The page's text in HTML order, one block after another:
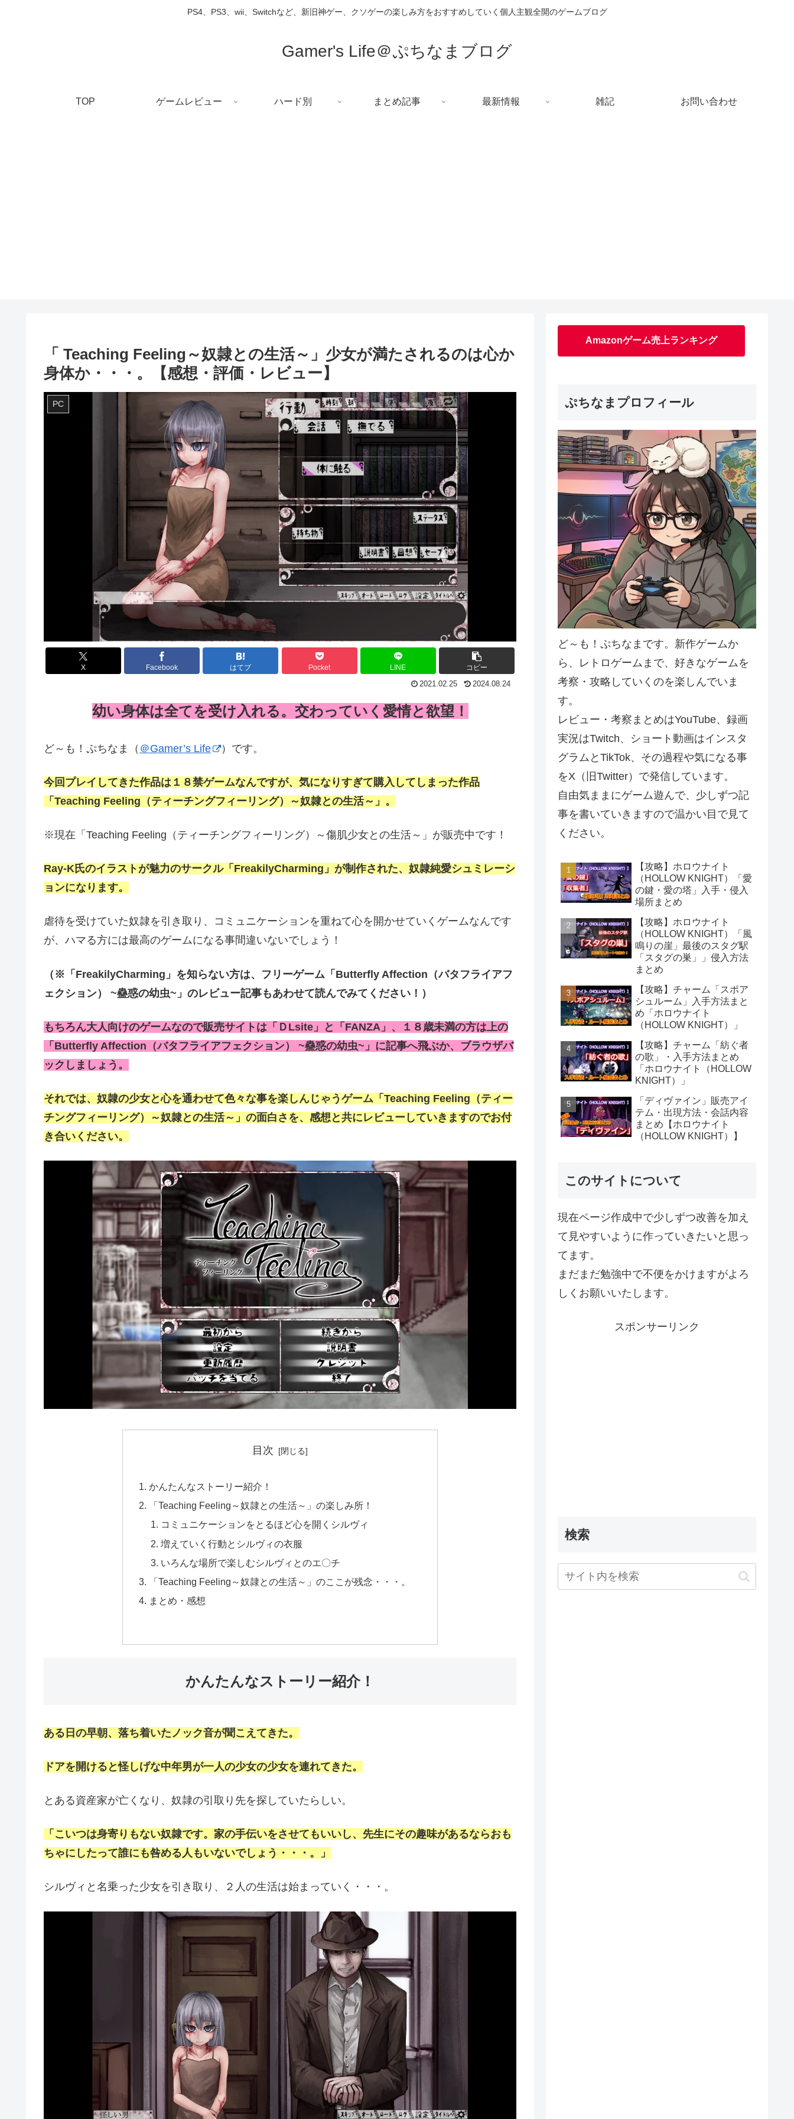
PS4、PS3、wii、Switchなど、新旧神ゲー、クソゲーの楽しみ方をおすすめしていく個人主観全開のゲームブログ
Gamer's Life＠ぷちなまブログ
TOP ゲームレビュー ハード別 まとめ記事 最新情報 雑記 お問い合わせ
「 Teaching Feeling～奴隷との生活～」少女が満たされるのは心か
身体か・・・。【感想・評価・レビュー】
PC
X Facebook はてブ Pocket LINE コピー
2021.02.25 2024.08.24
幼い身体は全てを受け入れる。交わっていく愛情と欲望！
ど～も！ぷちなま（ ＠Gamer’s Life ）です。
今回プレイしてきた作品は１８禁ゲームなんですが、気になりすぎて購入してしまった作品
「Teaching Feeling（ティーチングフィーリング）～奴隷との生活～」。
※現在「Teaching Feeling（ティーチングフィーリング）～傷肌少女との生活～」が販売中です！
Ray-K氏のイラストが魅力のサークル「FreakilyCharming」が制作された、奴隷純愛シュミレーシ
ョンになります。
虐待を受けていた奴隷を引き取り、コミュニケーションを重ねて心を開かせていくゲームなんです
が、ハマる方には最高のゲームになる事間違いないでしょう！
（※「FreakilyCharming」を知らない方は、フリーゲーム 「Butterfly Affection（バタフライアフ
ェクション） ~蠱惑の幼虫~」のレビュー記事もあわせて読んでみてください！）
もちろん大人向けのゲームなので販売サイトは「ＤLsite」と「FANZA」、１８歳未満の方は上の
「Butterfly Affection（バタフライアフェクション） ~蠱惑の幼虫~」に記事へ飛ぶか、ブラウザバ
ックしましょう。
それでは、奴隷の少女と心を通わせて色々な事を楽しんじゃうゲーム「Teaching Feeling（ティー
チングフィーリング）～奴隷との生活～」の面白さを、感想と共にレビューしていきますのでお付
き合いください。
目次
かんたんなストーリー紹介！
「Teaching Feeling～奴隷との生活～」の楽しみ所！
コミュニケーションをとるほど心を開くシルヴィ
増えていく行動とシルヴィの衣服
いろんな場所で楽しむシルヴィとのエ〇チ
「Teaching Feeling～奴隷との生活～」のここが残念・・・。
まとめ・感想
かんたんなストーリー紹介！
ある日の早朝、落ち着いたノック音が聞こえてきた。
ドアを開けると怪しげな中年男が一人の少女の少女を連れてきた。
とある資産家が亡くなり、奴隷の引取り先を探していたらしい。
「こいつは身寄りもない奴隷です。家の手伝いをさせてもいいし、先生にその趣味があるならおも
ちゃにしたって誰にも咎める人もいないでしょう・・・。」
シルヴィと名乗った少女を引き取り、２人の生活は始まっていく・・・。
Amazonゲーム売上ランキング
ぷちなまプロフィール
ど～も！ぷちなまです。新作ゲームか
ら、レトロゲームまで、好きなゲームを
考察・攻略していくのを楽しんでいま
す。
レビュー・考察まとめはYouTube、録画
実況はTwitch、ショート動画はインスタ
グラムとTikTok、その過程や気になる事
をX（旧Twitter）で発信しています。
自由気ままにゲーム遊んで、少しずつ記
事を書いていきますので温かい目で見て
ください。
【攻略】ホロウナイト
（HOLLOW KNIGHT）「愛
の鍵・愛の塔」入手・侵入
場所まとめ
【攻略】ホロウナイト
（HOLLOW KNIGHT）「風
鳴りの崖」最後のスタグ駅
「スタグの巣」」侵入方法
まとめ
【攻略】チャーム「スポア
シュルーム」入手方法まと
め「ホロウナイト
（HOLLOW KNIGHT）」
【攻略】チャーム「紡ぐ者
の歌」・入手方法まとめ
「ホロウナイト（HOLLOW
KNIGHT）」
「ディヴァイン」販売アイ
テム・出現方法・会話内容
まとめ【ホロウナイト
（HOLLOW KNIGHT）】
このサイトについて
現在ページ作成中で少しずつ改善を加え
て見やすいように作っていきたいと思っ
てます。
まだまだ勉強中で不便をかけますがよろ
しくお願いいたします。
スポンサーリンク
検索